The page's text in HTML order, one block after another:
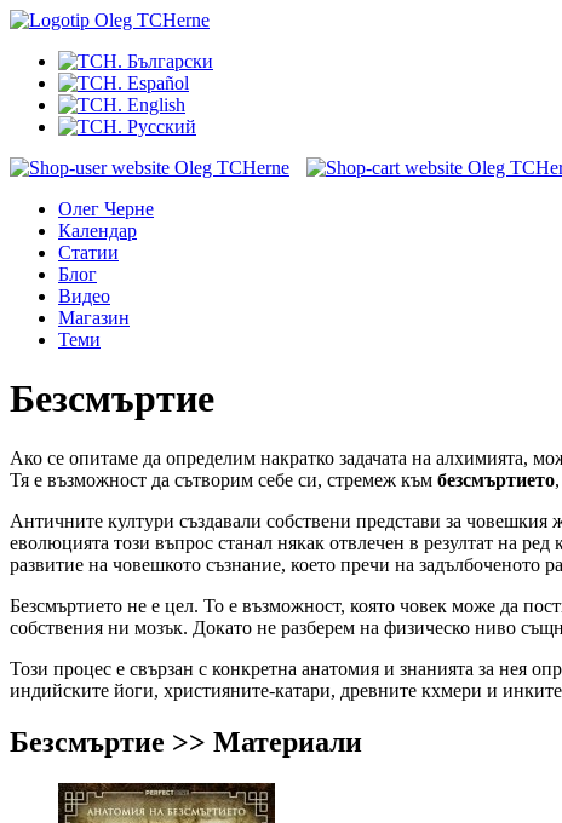
Олег Черне
Календар
Статии
Блог
Видео
Магазин
Теми
Безсмъртие
Ако се опитаме да определим накратко задачата на алхимията,
Тя е възможност да сътворим себе си, стремеж към безсмъртието
Античните култури създавали собствени представи за
еволюцията този въпрос станал някак отвлечен в резултат на
развитие на човешкото съзнание, което пречи на задълбоченото
Безсмъртието не е цел. То е възможност, която човек може да
собствения ни мозък. Докато не разберем на физическо ниво
Този процес е свързан с конкретна анатомия и знанията за нея
индийските йоги, християните-катари, древните кхмери и
Безсмъртие >> Материали